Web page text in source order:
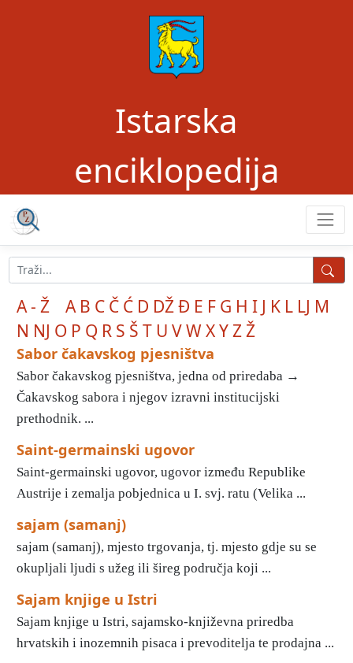
Istarska
enciklopedija
A - Ž A B C Č Ć D DŽĐ E F G H I J K L LJ M
N NJ O P Q R S Š T U VWXYZŽ
Sabor čakavskog pjesništva
Sabor čakavskog pjesništva, jedna od priredaba →
Čakavskog sabora i njegov izravni institucijski
prethodnik. ...
Saint-germainski ugovor
Saint-germainski ugovor, ugovor između Republike
Austrije i zemalja pobjednica u I. svj. ratu (Velika ...
sajam (samanj)
sajam (samanj), mjesto trgovanja, tj. mjesto gdje su se
okupljali ljudi s užeg ili šireg područja koji ...
Sajam knjige u Istri
Sajam knjige u Istri, sajamsko-književna priredba
hrvatskih i inozemnih pisaca i prevoditelja te prodajna ...